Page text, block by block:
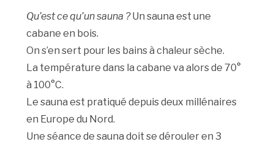
Qu’est ce qu’un sauna ?Un sauna est une
cabane en bois.
On s’en sert pour les bains à chaleur sèche.
La température dans la cabane va alors de 70°
à 100°C.
Le sauna est pratiqué depuis deux millénaires
en Europe du Nord.
Une séance de sauna doit se dérouler en 3